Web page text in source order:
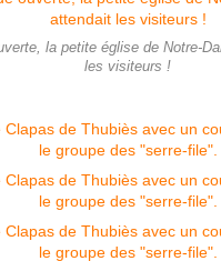
la petite église de Notre-
les visiteurs !